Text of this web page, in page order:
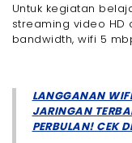
Untuk kegiatan
streaming video HD
bandwidth, wifi 5
LANGGANAN
JARINGAN
PERBULAN! CEK